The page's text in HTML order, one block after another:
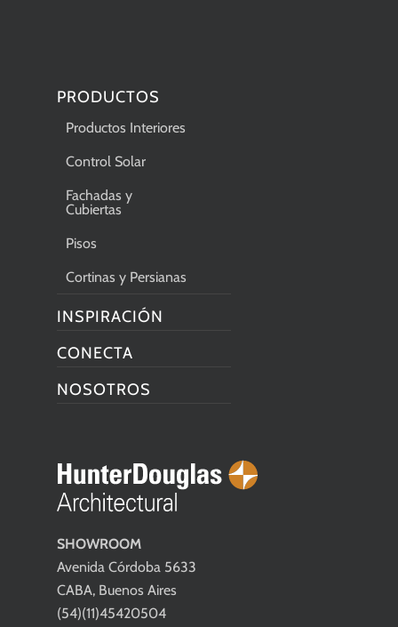
SHOWROOM
Avenida Córdoba 5633
CABA, Buenos Aires
(54)(11)45420504
PRODUCTOS
Productos Interiores
Control Solar
Fachadas y
Cubiertas
Pisos
Cortinas y Persianas
INSPIRACIÓN
CONECTA
NOSOTROS